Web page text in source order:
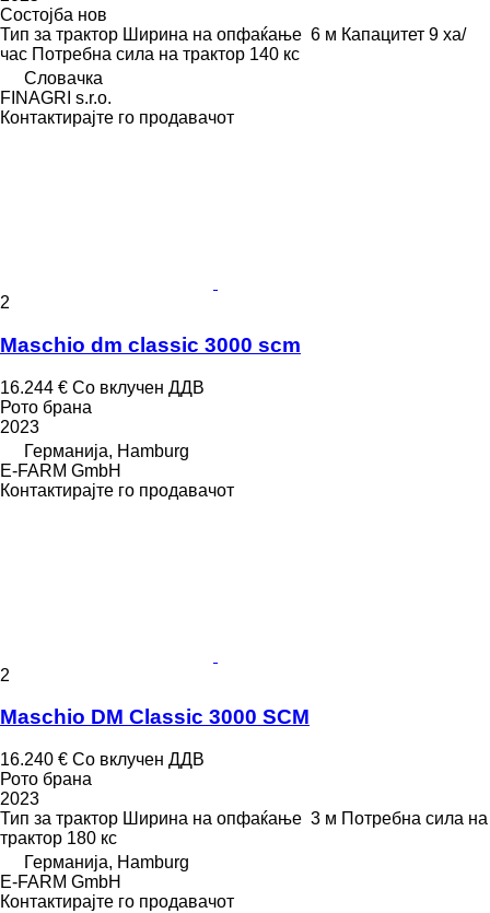
Состојба нов
Тип за трактор Ширина на опфаќање 6 м Капацитет 9 ха/
час Потребна сила на трактор 140 кс
Словачка
FINAGRI s.r.o.
Контактирајте го продавачот
2
Maschio dm classic 3000 scm
16.244 € Со вклучен ДДВ
Рото брана
2023
Германија, Hamburg
E-FARM GmbH
Контактирајте го продавачот
2
Maschio DM Classic 3000 SCM
16.240 € Со вклучен ДДВ
Рото брана
2023
Тип за трактор Ширина на опфаќање 3 м Потребна сила на
трактор 180 кс
Германија, Hamburg
E-FARM GmbH
Контактирајте го продавачот